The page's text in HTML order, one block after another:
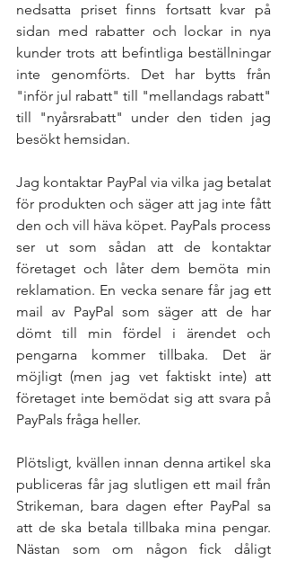
nedsatta priset finns fortsatt kvar på
sidan med rabatter och lockar in nya
kunder trots att befintliga beställningar
inte genomförts. Det har bytts från
"inför jul rabatt" till "mellandags rabatt"
till "nyårsrabatt" under den tiden jag
besökt hemsidan.
Jag kontaktar PayPal via vilka jag betalat
för produkten och säger att jag inte fått
den och vill häva köpet. PayPals process
ser ut som sådan att de kontaktar
företaget och låter dem bemöta min
reklamation. En vecka senare får jag ett
mail av PayPal som säger att de har
dömt till min fördel i ärendet och
pengarna kommer tillbaka. Det är
möjligt (men jag vet faktiskt inte) att
företaget inte bemödat sig att svara på
PayPals fråga heller.
Plötsligt, kvällen innan denna artikel ska
publiceras får jag slutligen ett mail från
Strikeman, bara dagen efter PayPal sa
att de ska betala tillbaka mina pengar.
Nästan som om någon fick dåligt